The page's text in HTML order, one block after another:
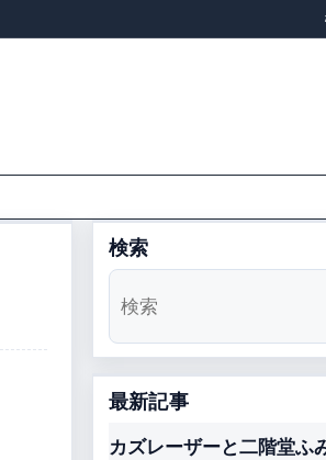
検索
最新記事
カズレーザーと二階堂ふ